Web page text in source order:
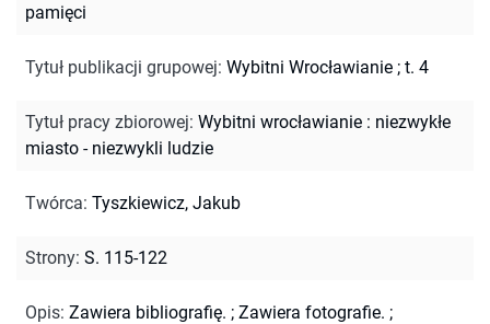
pamięci
Tytuł publikacji grupowej: Wybitni Wrocławianie ; t. 4
Tytuł pracy zbiorowej: Wybitni wrocławianie : niezwykłe
miasto - niezwykli ludzie
Twórca: Tyszkiewicz, Jakub
Strony: S. 115-122
Opis: Zawiera bibliografię. ; Zawiera fotografie. ;